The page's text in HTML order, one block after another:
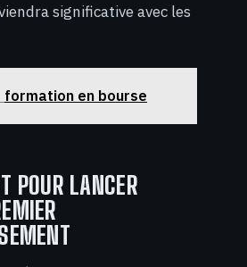
significative avec les
formation en bourse
POUR LANCER